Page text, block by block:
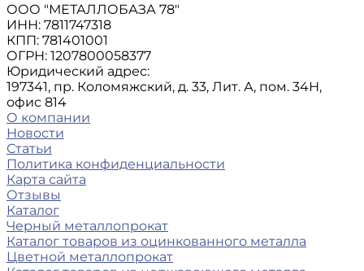
ООО "МЕТАЛЛОБАЗА 78"
ИНН: 7811747318
КПП: 781401001
ОГРН: 1207800058377
Юридический адрес:
197341, пр. Коломяжский, д. 33, Лит. А, пом. 34Н,
офис 814
О компании
Новости
Статьи
Политика конфиденциальности
Карта сайта
Отзывы
Каталог
Черный металлопрокат
Каталог товаров из оцинкованного металла
Цветной металлопрокат